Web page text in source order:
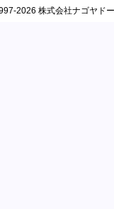
2026 株式会社ナゴヤド